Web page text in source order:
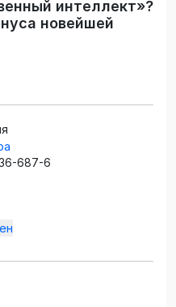
интеллект»?
новейшей
687-6